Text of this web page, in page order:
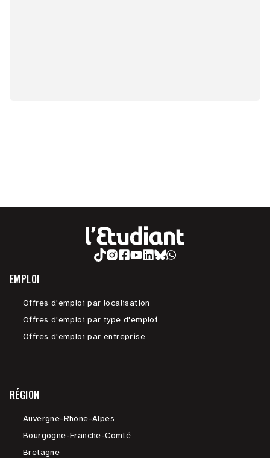
EMPLOI
Offres d'emploi par localisation
Offres d'emploi par type d'emploi
Offres d'emploi par entreprise
RÉGION
Auvergne-Rhône-Alpes
Bourgogne-Franche-Comté
Bretagne